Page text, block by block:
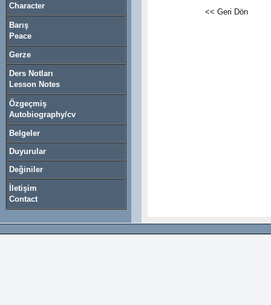
Character
Barış
Peace
Gerze
Ders Notları
Lesson Notes
Özgeçmiş
Autobiography/cv
Belgeler
Duyurular
Değiniler
İletişim
Contact
<< Geri Dön